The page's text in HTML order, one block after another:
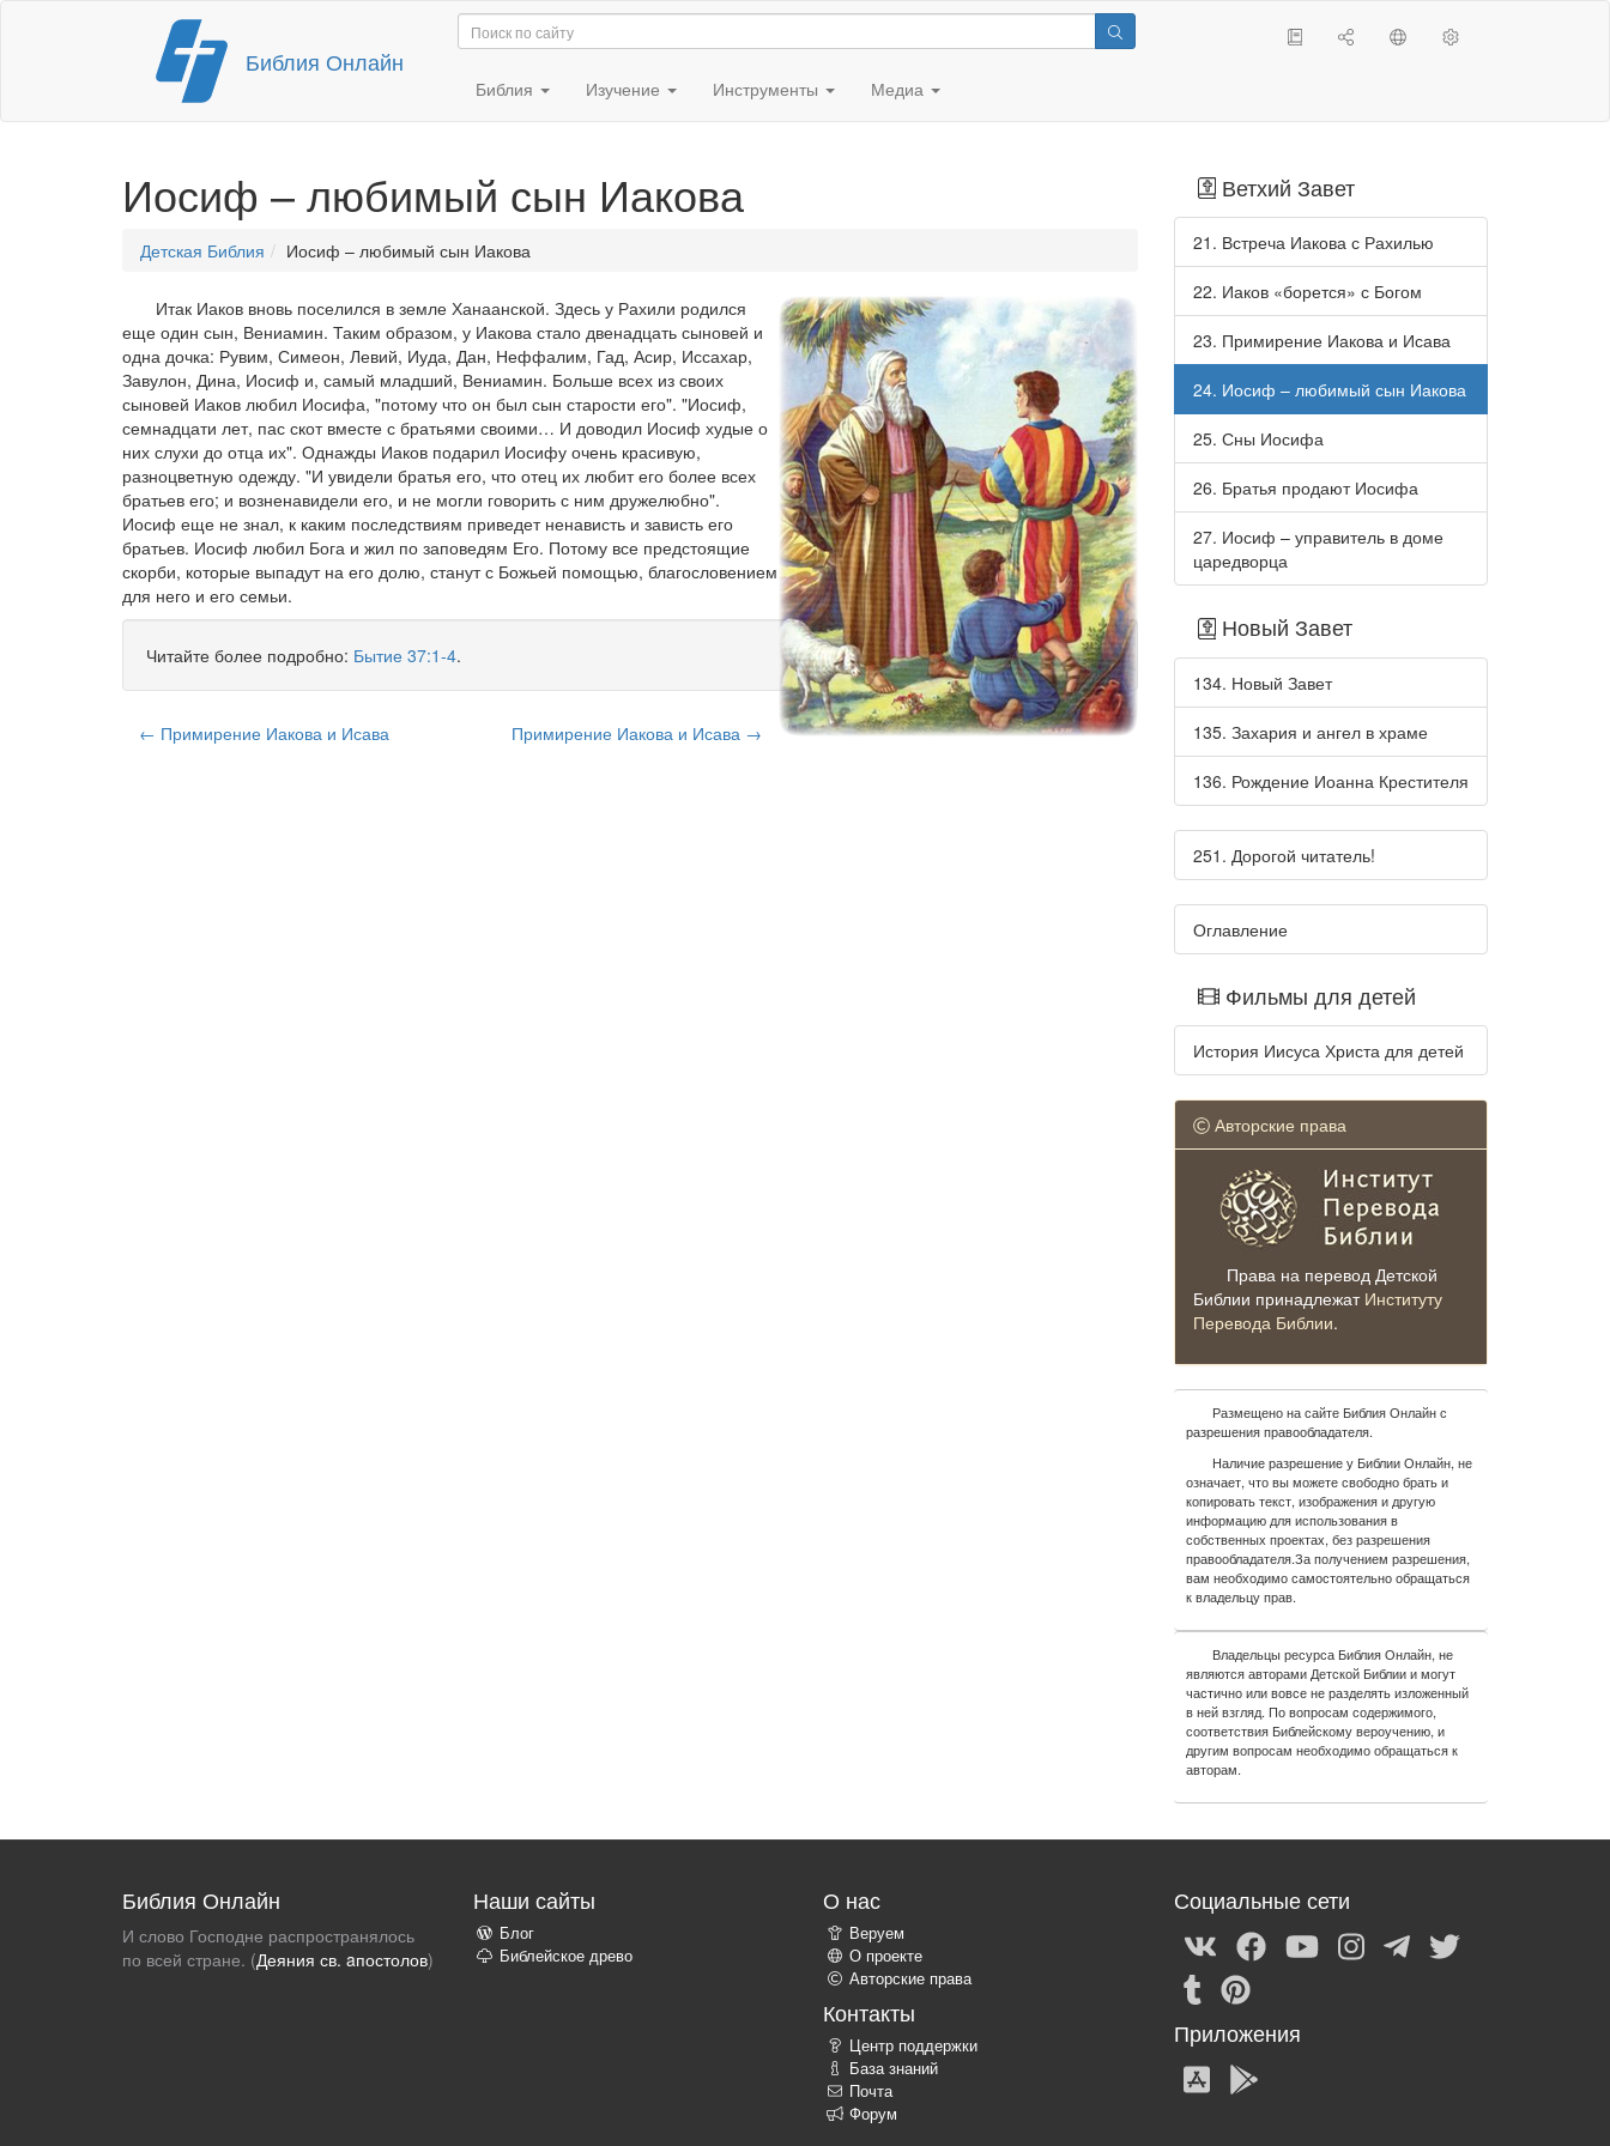
Перейти
содержимому
Библия Онлайн
Библия Изучение Инструменты Медиа
Иосиф – любимый сын Иакова
Детская Библия Иосиф – любимый сын Иакова
Итак Иаков вновь поселился в земле Ханаанской. Здесь у Рахили родился
еще один сын, Вениамин. Таким образом, у Иакова стало двенадцать сыновей и
одна дочка: Рувим, Симеон, Левий, Иуда, Дан, Неффалим, Гад, Асир, Иссахар,
Завулон, Дина, Иосиф и, самый младший, Вениамин. Больше всех из своих
сыновей Иаков любил Иосифа, "потому что он был сын старости его". "Иосиф,
семнадцати лет, пас скот вместе с братьями своими… И доводил Иосиф худые о
них слухи до отца их". Однажды Иаков подарил Иосифу очень красивую,
разноцветную одежду. "И увидели братья его, что отец их любит его более всех
братьев его; и возненавидели его, и не могли говорить с ним дружелюбно".
Иосиф еще не знал, к каким последствиям приведет ненависть и зависть его
братьев. Иосиф любил Бога и жил по заповедям Его. Потому все предстоящие
скорби, которые выпадут на его долю, станут с Божьей помощью, благословением
для него и его семьи.
Читайте более подробно: Бытие 37:1-4.
← Примирение Иакова и Исава Примирение Иакова и Исава →
Ветхий Завет
21. Встреча Иакова с Рахилью
22. Иаков «борется» с Богом
23. Примирение Иакова и Исава
24. Иосиф – любимый сын Иакова
25. Сны Иосифа
26. Братья продают Иосифа
27. Иосиф – управитель в доме
царедворца
Новый Завет
134. Новый Завет
135. Захария и ангел в храме
136. Рождение Иоанна Крестителя
251. Дорогой читатель!
Оглавление
Фильмы для детей
История Иисуса Христа для детей
Авторские права
Права на перевод Детской
Библии принадлежат Институту
Перевода Библии.
Размещено на сайте Библия Онлайн с
разрешения правообладателя.
Наличие разрешение у Библии Онлайн, не
означает, что вы можете свободно брать и
копировать текст, изображения и другую
информацию для использования в
собственных проектах, без разрешения
правообладателя.За получением разрешения,
вам необходимо самостоятельно обращаться
к владельцу прав.
Владельцы ресурса Библия Онлайн, не
являются авторами Детской Библии и могут
частично или вовсе не разделять изложенный
в ней взгляд. По вопросам содержимого,
соответствия Библейскому вероучению, и
другим вопросам необходимо обращаться к
авторам.
Библия Онлайн
И слово Господне распространялось
по всей стране. (Деяния св. aпостолов)
Наши сайты
Блог
Библейское древо
О нас
Веруем
О проекте
Авторские права
Контакты
Центр поддержки
База знаний
Почта
Форум
Социальные сети
Приложения